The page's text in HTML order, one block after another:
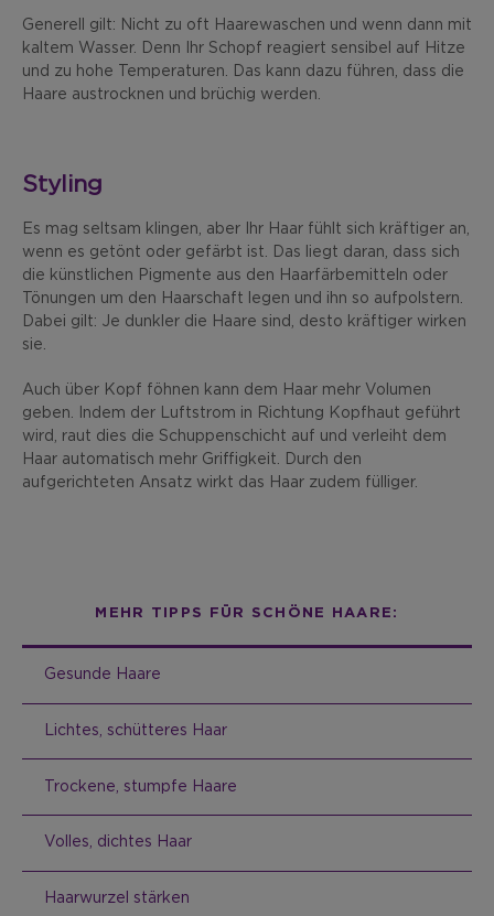
Generell gilt: Nicht zu oft Haarewaschen und wenn dann mit
kaltem Wasser. Denn Ihr Schopf reagiert sensibel auf Hitze
und zu hohe Temperaturen. Das kann dazu führen, dass die
Haare austrocknen und brüchig werden.
Styling
Es mag seltsam klingen, aber Ihr Haar fühlt sich kräftiger an,
wenn es getönt oder gefärbt ist. Das liegt daran, dass sich
die künstlichen Pigmente aus den Haarfärbemitteln oder
Tönungen um den Haarschaft legen und ihn so aufpolstern.
Dabei gilt: Je dunkler die Haare sind, desto kräftiger wirken
sie.
Auch über Kopf föhnen kann dem Haar mehr Volumen
geben. Indem der Luftstrom in Richtung Kopfhaut geführt
wird, raut dies die Schuppenschicht auf und verleiht dem
Haar automatisch mehr Griffigkeit. Durch den
aufgerichteten Ansatz wirkt das Haar zudem fülliger.
MEHR TIPPS FÜR SCHÖNE HAARE:
Gesunde Haare
Lichtes, schütteres Haar
Trockene, stumpfe Haare
Volles, dichtes Haar
Haarwurzel stärken